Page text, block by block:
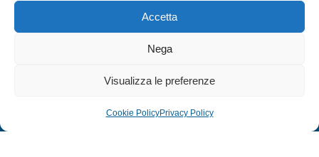
Accetta
Nega
Visualizza le preferenze
Cookie PolicyPrivacy Policy
TERMINI E CONDIZIONI